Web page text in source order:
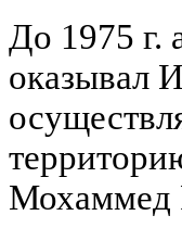
До 1975 г.
оказывал
Мохаммед